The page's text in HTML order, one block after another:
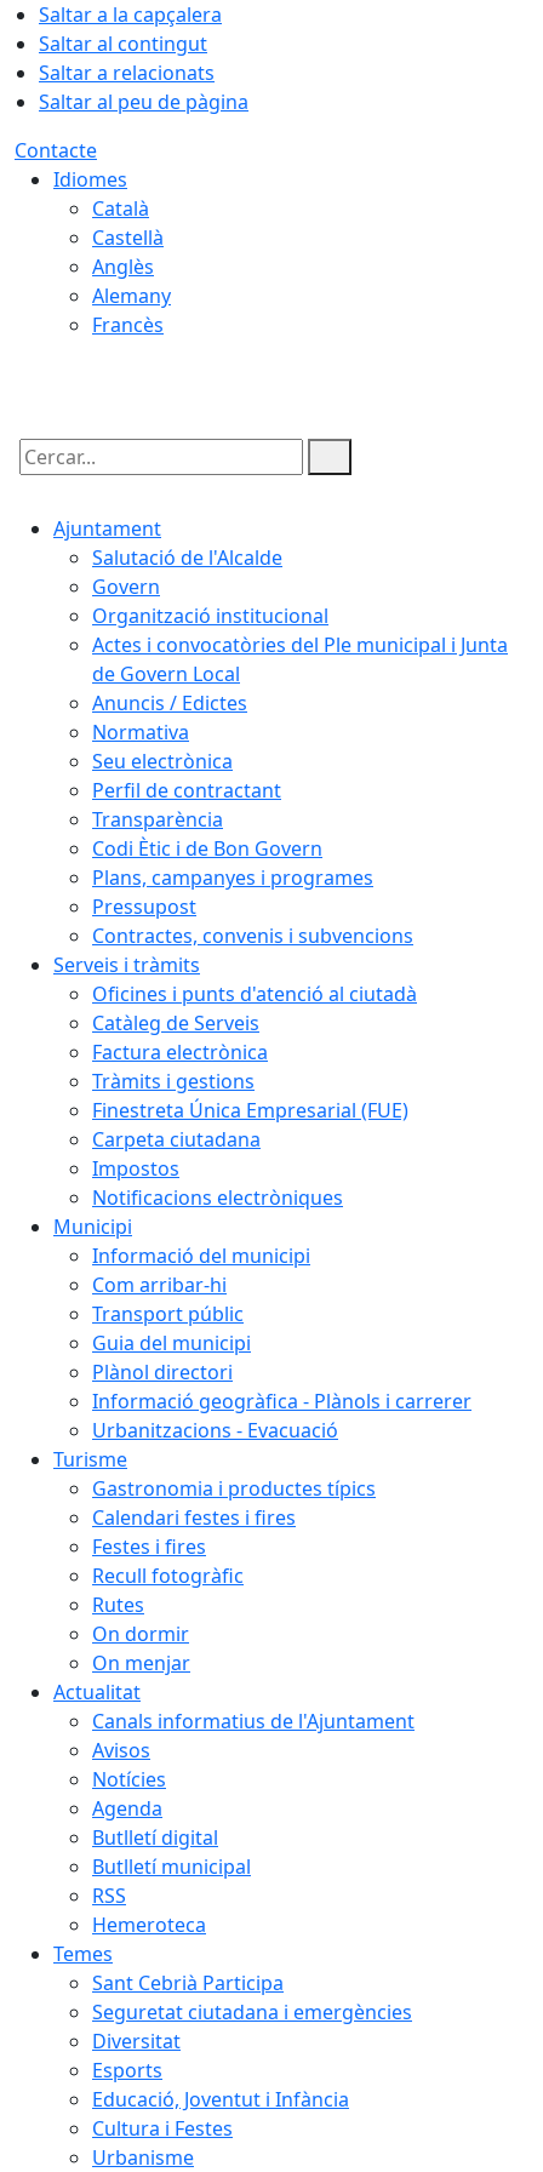
Saltar a la capçalera
Saltar al contingut
Saltar a relacionats
Saltar al peu de pàgina
Contacte
Idiomes
Català
Castellà
Anglès
Alemany
Francès
Cercar:
Ajuntament
Salutació de l'Alcalde
Govern
Organització institucional
Actes i convocatòries del Ple municipal i Junta
de Govern Local
Anuncis / Edictes
Normativa
Seu electrònica
Perfil de contractant
Transparència
Codi Ètic i de Bon Govern
Plans, campanyes i programes
Pressupost
Contractes, convenis i subvencions
Serveis i tràmits
Oficines i punts d'atenció al ciutadà
Catàleg de Serveis
Factura electrònica
Tràmits i gestions
Finestreta Única Empresarial (FUE)
Carpeta ciutadana
Impostos
Notificacions electròniques
Municipi
Informació del municipi
Com arribar-hi
Transport públic
Guia del municipi
Plànol directori
Informació geogràfica - Plànols i carrerer
Urbanitzacions - Evacuació
Turisme
Gastronomia i productes típics
Calendari festes i fires
Festes i fires
Recull fotogràfic
Rutes
On dormir
On menjar
Actualitat
Canals informatius de l'Ajuntament
Avisos
Notícies
Agenda
Butlletí digital
Butlletí municipal
RSS
Hemeroteca
Temes
Sant Cebrià Participa
Seguretat ciutadana i emergències
Diversitat
Esports
Educació, Joventut i Infància
Cultura i Festes
Urbanisme